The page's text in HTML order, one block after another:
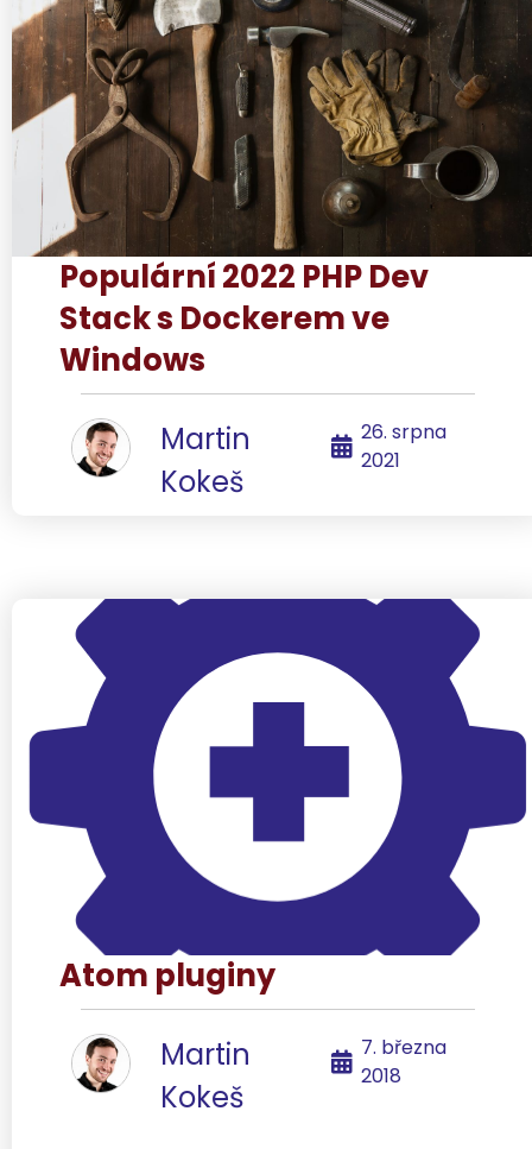
Populární 2022 PHP Dev
Stack s Dockerem ve
Windows
Martin
Kokeš
26. srpna
2021
Atom pluginy
Martin
Kokeš
7. března
2018